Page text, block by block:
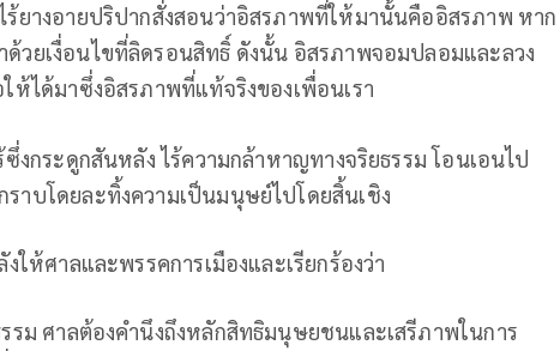
ร้ยางอายปริปากสั่งสอนว่าอิสรภาพที่ให้มานั้นคืออิสรภาพ หาก
วยเงื่อนไขที่ลิดรอนสิทธิ์ ดังนั้น อิสรภาพจอมปลอมและลวง
ห้ได้มาซึ่งอิสรภาพที่แท้จริงของเพื่อนเรา
งกระดูกสันหลัง ไร้ความกล้าหาญทางจริยธรรม โอนเอนไป
าบโดยละทิ้งความเป็นมนุษย์ไปโดยสิ้นเชิง
ให้ศาลและพรรคการเมืองและเรียกร้องว่า
รม ศาลต้องคำนึงถึงหลักสิทธิมนุษยชนและเสรีภาพในการ